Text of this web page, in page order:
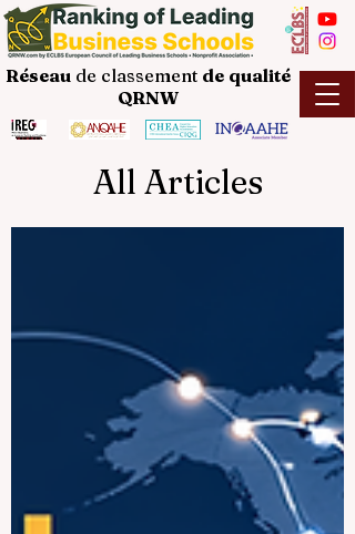
Réseau de classement de qualité
QRNW
All Articles